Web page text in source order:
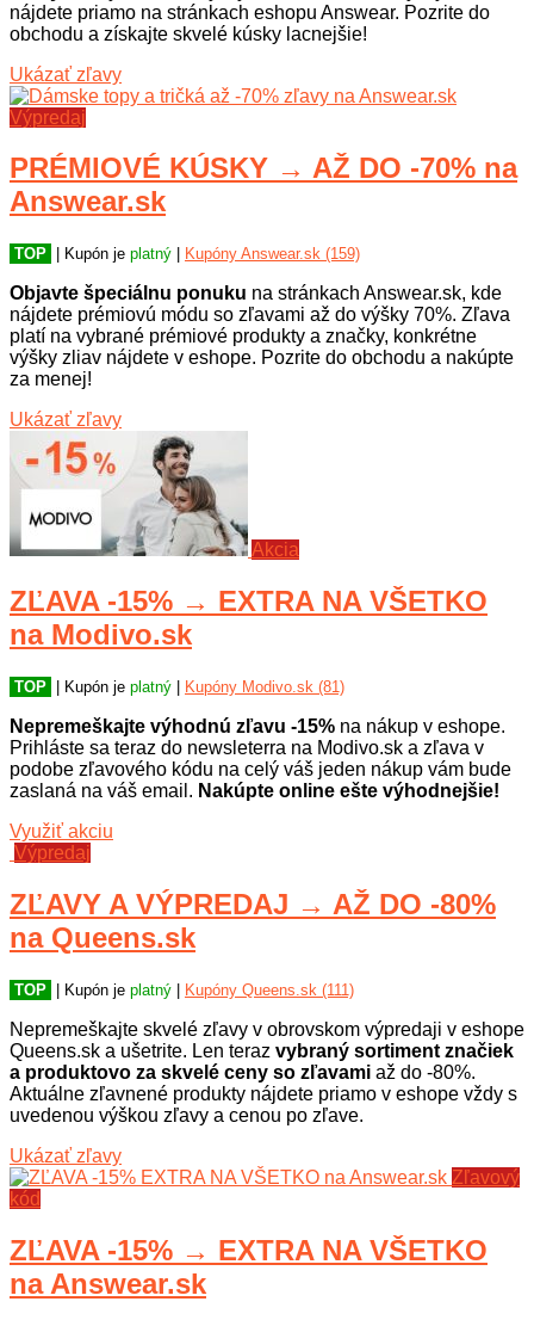
nájdete priamo na stránkach eshopu Answear. Pozrite do
obchodu a získajte skvelé kúsky lacnejšie!
Ukázať zľavy
Výpredaj
PRÉMIOVÉ KÚSKY → AŽ DO -70% na
Answear.sk
TOP | Kupón je platný Kupóny Answear.sk (159)
Objavte špeciálnu ponuku na stránkach Answear.sk, kde
nájdete prémiovú módu so zľavami až do výšky 70%. Zľava
platí na vybrané prémiové produkty a značky, konkrétne
výšky zliav nájdete v eshope. Pozrite do obchodu a nakúpte
za menej!
Ukázať zľavy
Akcia
ZĽAVA -15% → EXTRA NA VŠETKO
na Modivo.sk
TOP | Kupón je platný Kupóny Modivo.sk (81)
Nepremeškajte výhodnú zľavu -15% na nákup v eshope.
Prihláste sa teraz do newsleterra na Modivo.sk a zľava v
podobe zľavového kódu na celý váš jeden nákup vám bude
zaslaná na váš email. Nakúpte online ešte výhodnejšie!
Využiť akciu
Výpredaj
ZĽAVY A VÝPREDAJ → AŽ DO -80%
na Queens.sk
TOP | Kupón je platný Kupóny Queens.sk (111)
Nepremeškajte skvelé zľavy v obrovskom výpredaji v eshope
Queens.sk a ušetrite. Len teraz vybraný sortiment značiek
a produktovo za skvelé ceny so zľavami až do -80%.
Aktuálne zľavnené produkty nájdete priamo v eshope vždy s
uvedenou výškou zľavy a cenou po zľave.
Ukázať zľavy
Zľavový
kód
ZĽAVA -15% → EXTRA NA VŠETKO
na Answear.sk